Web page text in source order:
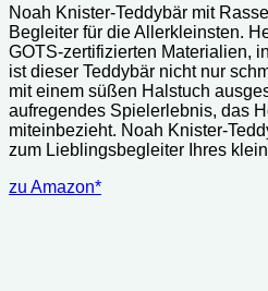
Noah Knister-Teddybär mit
Begleiter für die Allerkleinsten.
GOTS-zertifizierten Materialien,
ist dieser Teddybär nicht nur
mit einem süßen Halstuch
aufregendes Spielerlebnis, das
miteinbezieht. Noah Knister-
zum Lieblingsbegleiter Ihres
zu Amazon*